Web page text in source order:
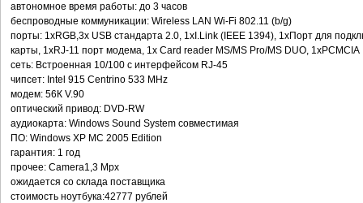
автономное время работы: до 3 часов
беспроводные коммуникации: Wireless LAN Wi-Fi 802.11 (b/g)
порты: 1xRGB,3x USB стандарта 2.0, 1xI.Link (IEEE 1394), 1xПорт для
карты, 1xRJ-11 порт модема, 1x Card reader MS/MS Pro/MS DUO, 1xPCMCIA
сеть: Встроенная 10/100 с интерфейсом RJ-45
чипсет: Intel 915 Centrino 533 MHz
модем: 56К V.90
оптический привод: DVD-RW
аудиокарта: Windows Sound System совместимая
ПО: Windows XP MC 2005 Edition
гарантия: 1 год
прочее: Camera1,3 Mpx
ожидается со склада поставщика
стоимость ноутбука:42777 рублей